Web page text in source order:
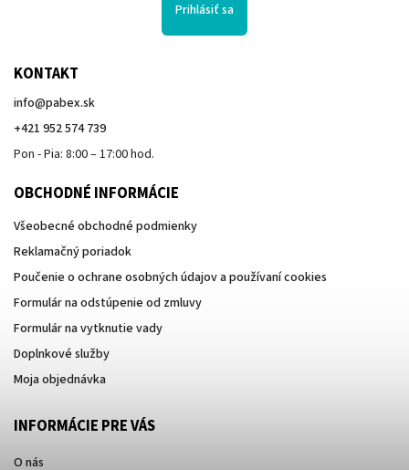
Prihlásiť sa
KONTAKT
info@pabex.sk
+421 952 574 739
Pon - Pia: 8:00 – 17:00 hod.
OBCHODNÉ INFORMÁCIE
Všeobecné obchodné podmienky
Reklamačný poriadok
Poučenie o ochrane osobných údajov a používaní cookies
Formulár na odstúpenie od zmluvy
Formulár na vytknutie vady
Doplnkové služby
Moja objednávka
INFORMÁCIE PRE VÁS
O nás